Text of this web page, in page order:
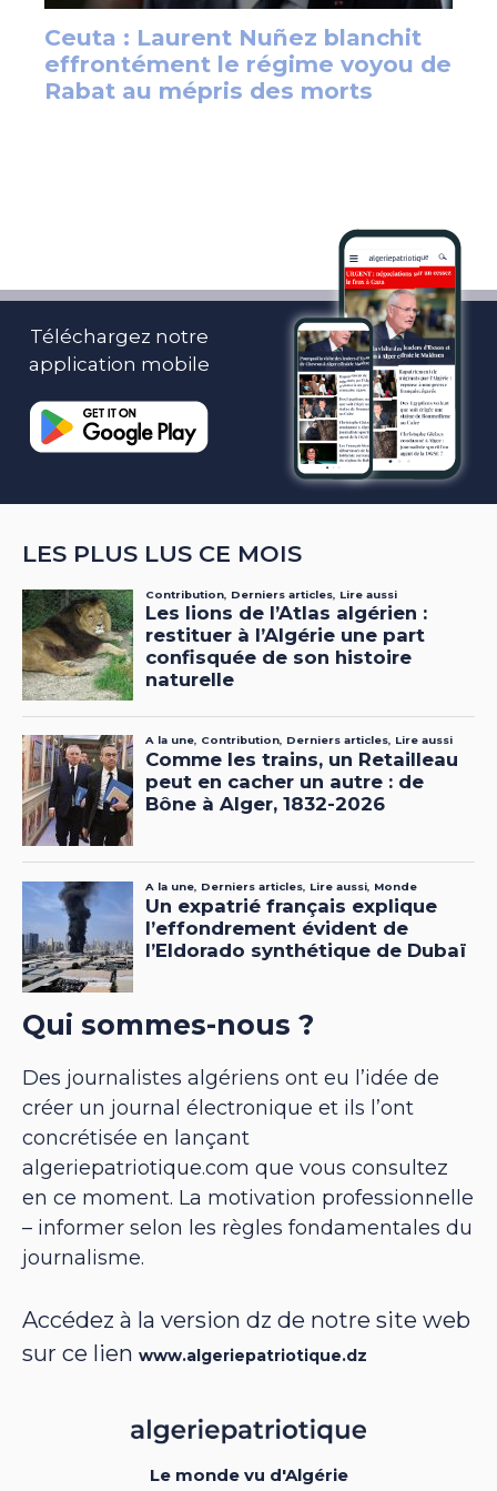
Téléchargez notre
application mobile
LES PLUS LUS CE MOIS
Qui sommes-nous ?
Des journalistes algériens ont eu l’idée de
créer un journal électronique et ils l’ont
concrétisée en lançant
algeriepatriotique.com que vous consultez
en ce moment. La motivation professionnelle
– informer selon les règles fondamentales du
journalisme.
Accédez à la version dz de notre site web
sur ce lien www.algeriepatriotique.dz
Le monde vu d'Algérie